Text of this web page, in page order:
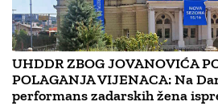
UHDDR ZBOG JOVANOVIĆA
POLAGANJA VIJENACA: Na
performans zadarskih žena